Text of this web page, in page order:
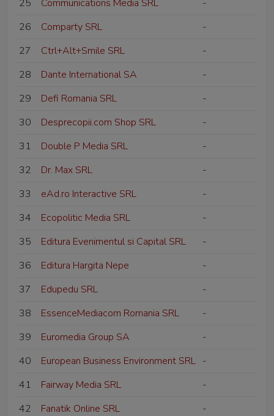
25
Communications Media SRL
-
26
Comparty SRL
-
27
Ctrl+Alt+Smile SRL
-
28
Dante International SA
-
29
Defi Romania SRL
-
30
Desprecopii.com Shop SRL
-
31
Double P Media SRL
-
32
Dr. Max SRL
-
33
eAd.ro Interactive SRL
-
34
Ecopolitic Media SRL
-
35
Editura Evenimentul si Capital SRL
-
36
Editura Hargita Nepe
-
37
Edupedu SRL
-
38
EssenceMediacom Romania SRL
-
39
Euromedia Group SA
-
40
European Business Environment SRL -
41
Fairway Media SRL
-
42
Fanatik Online SRL
-